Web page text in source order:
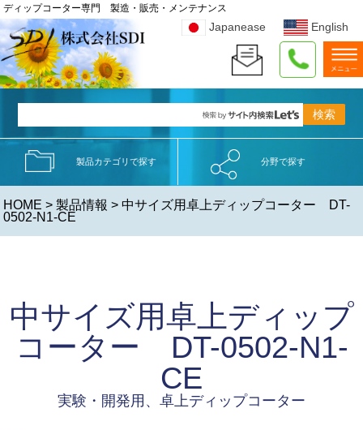
ディップコーター専門 製造・販売・メンテナンス
Japanease English
製品カテゴリで探す 分野で探す
HOME >製品情報 > 中サイズ用卓上ディップコーター DT-
0502-N1-CE
中サイズ用卓上ディップ
コーター DT-0502-N1-
CE
実験・開発用、卓上ディップコーター